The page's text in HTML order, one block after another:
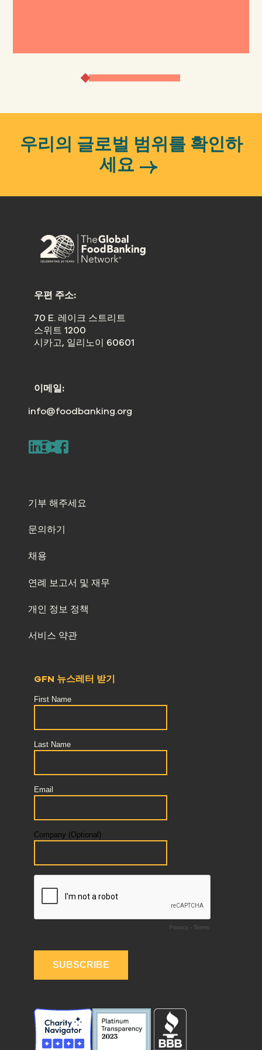
우리의 글로벌 범위를 확인하
세요
우편 주소:
70 E. 레이크 스트리트
스위트 1200
시카고, 일리노이 60601
이메일:
info@foodbanking.org
기부 해주세요
문의하기
채용
연례 보고서 및 재무
개인 정보 정책
서비스 약관
GFN 뉴스레터 받기